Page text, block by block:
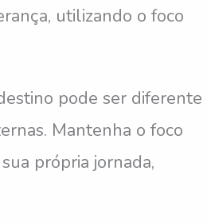
utilizando o foco
pode ser diferente
Mantenha o foco
própria jornada,